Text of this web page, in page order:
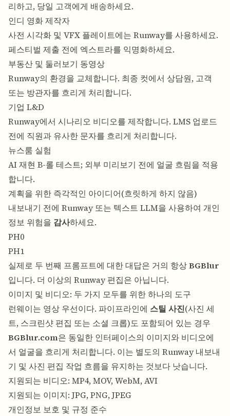
리하고, 당일 고객에게 배송하세요.
인디 영화 제작자
사전 시각화 및 VFX 플레이트에는 Runway를 사용하세요.
페스티벌 제출 전에 엑스트라를 익명화하세요.
부동산 및 둘러보기 동영상
Runway의 환경을 교체합니다. 최종 컷에서 상담원, 고객
또는 방관자를 흐리게 처리합니다.
기업 L&D
Runway에서 시나리오 비디오를 제작합니다. LMS 업로드
전에 직원과 유사한 문자를 흐리게 처리합니다.
뉴스룸 실험
AI 재현 B-롤 테스트; 외부 미리보기 전에 얼굴 흐림을 적용
합니다.
계획을 위한 즉각적인 아이디어(흐릿하게 하지 않음)
내보내기 전에 Runway 또는 텍스트 LLM을 사용하여 개인
정보 위험을 감사하세요.
PH0
PH1
실제로 두 번째 프롬프트에 대한 대답은 거의 항상BGBlur
입니다. 더 이상의 Runway 편집은 아닙니다.
이미지 및 비디오: 두 가지 모두를 위한 하나의 도구
런웨이는 영상 우선이다. 파이프라인에 스틸 사진(사진 세
트, 스크린샷 편집 또는 소셜 크롭)도 포함되어 있는 경우
BGBlur.com은 동일한 인터페이스의 이미지와 비디오에
서 얼굴을 흐리게 처리합니다. 이는 별도의 Runway 내보내
기 및 사진 편집 작업 흐름을 유지하는 것보다 낫습니다.
지원되는 비디오: MP4, MOV, WebM, AVI
지원되는 이미지: JPG, PNG, JPEG
개인정보 보호 및 규정 준수